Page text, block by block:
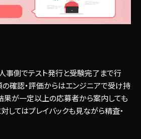
事側でテスト発行と受験完了まで行
の確認・評価からはエンジニアで受け持
果が一定以上の応募者から案内しても
してはプレイバックも見ながら精査・